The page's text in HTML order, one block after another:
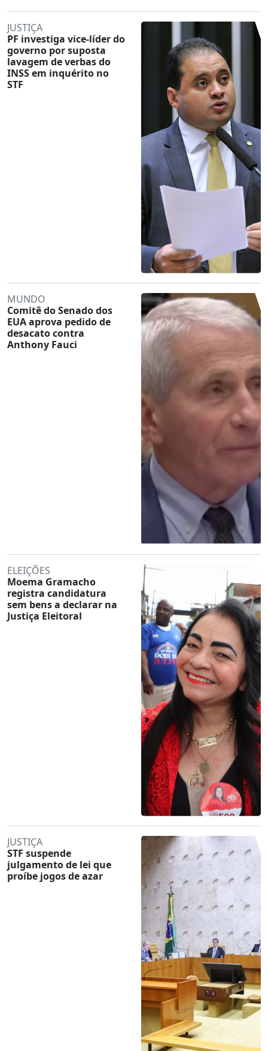
JUSTIÇA
PF investiga vice-líder do
governo por suposta
lavagem de verbas do
INSS em inquérito no
STF
MUNDO
Comitê do Senado dos
EUA aprova pedido de
desacato contra
Anthony Fauci
ELEIÇÕES
Moema Gramacho
registra candidatura
sem bens a declarar na
Justiça Eleitoral
JUSTIÇA
STF suspende
julgamento de lei que
proíbe jogos de azar